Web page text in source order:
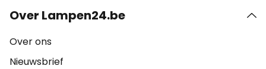
Over Lampen24.be
Over ons
Nieuwsbrief